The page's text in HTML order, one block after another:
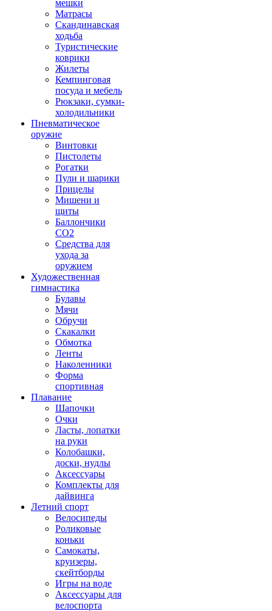
мешки
Матрасы
Скандинавская
ходьба
Туристические
коврики
Жилеты
Кемпинговая
посуда и мебель
Рюкзаки, сумки-
холодильники
Пневматическое
оружие
Винтовки
Пистолеты
Рогатки
Пули и шарики
Прицелы
Мишени и
щиты
Баллончики
CO2
Средства для
ухода за
оружием
Художественная
гимнастика
Булавы
Мячи
Обручи
Скакалки
Обмотка
Ленты
Наколенники
Форма
спортивная
Плавание
Шапочки
Очки
Ласты, лопатки
на руки
Колобашки,
доски, нудлы
Аксессуары
Комплекты для
дайвинга
Летний спорт
Велосипеды
Роликовые
коньки
Самокаты,
круизеры,
скейтборды
Игры на воде
Аксессуары для
велоспорта